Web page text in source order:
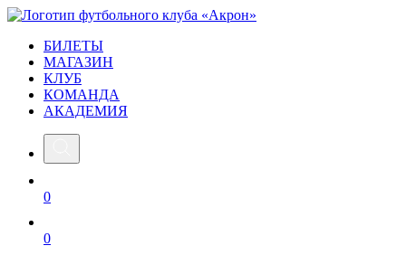
БИЛЕТЫ
МАГАЗИН
КЛУБ
КОМАНДА
АКАДЕМИЯ
0
0